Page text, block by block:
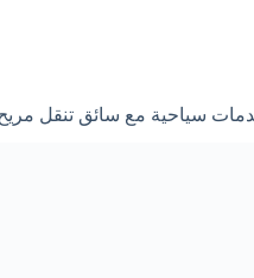
سياحية مع سائق تنقل